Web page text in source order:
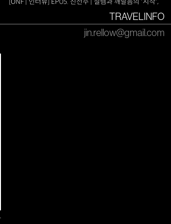
TRAVELINFO
jin.rellow@gmail.com
끝없는 도전과 실패는 성공과 한 끗 차이임을 깨닫는 것
2024.02.16